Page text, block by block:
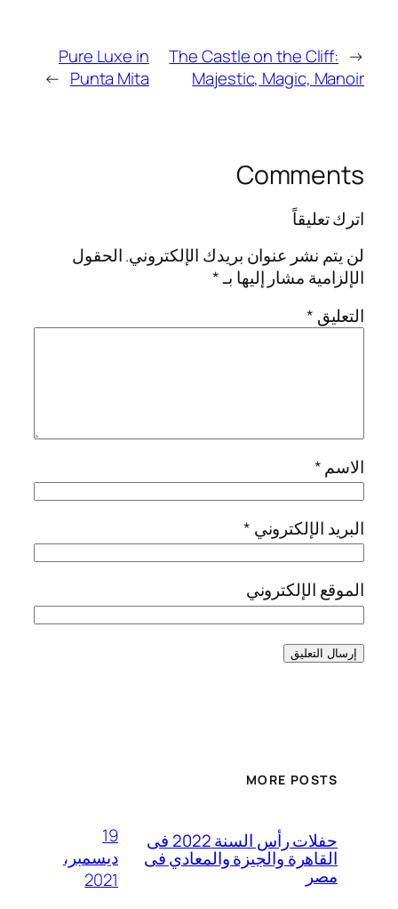
←
The Castle on the Cliff:
Majestic, Magic, Manoir
Pure Luxe in
Punta Mita
→
Comments
اترك تعليقاً
لن يتم نشر عنوان بريدك الإلكتروني.الحقول
الإلزامية مشار إليها بـ*
التعليق *
الاسم*
البريد الإلكتروني *
الموقع الإلكتروني
MORE POSTS
حفلات رأس السنة 2022 فى
القاهرة والجيزة والمعادي فى
مصر
19
ديسمبر،
2021